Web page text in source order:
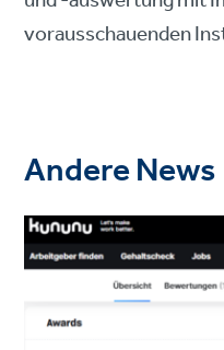
vorausschauenden
Andere News